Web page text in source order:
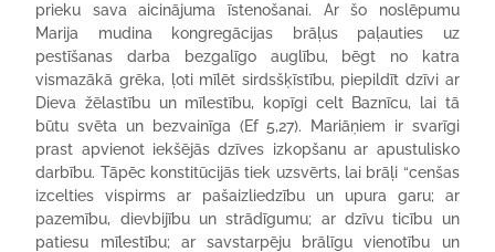
prieku sava aicinājuma īstenošanai. Ar šo noslēpumu
Marija mudina kongregācijas brāļus paļauties uz
pestīšanas darba bezgalīgo auglību, bēgt no katra
vismazākā grēka, ļoti mīlēt sirdsšķīstību, piepildīt dzīvi ar
Dieva žēlastību un mīlestību, kopīgi celt Baznīcu, lai tā
būtu svēta un bezvainīga (Ef 5,27). Mariāņiem ir svarīgi
prast apvienot iekšējās dzīves izkopšanu ar apustulisko
darbību. Tāpēc konstitūcijās tiek uzsvērts, lai brāļi “cenšas
izcelties vispirms ar pašaizliedzību un upura garu; ar
pazemību, dievbijību un strādīgumu; ar dzīvu ticību un
patiesu mīlestību; ar savstarpēju brālīgu vienotību un